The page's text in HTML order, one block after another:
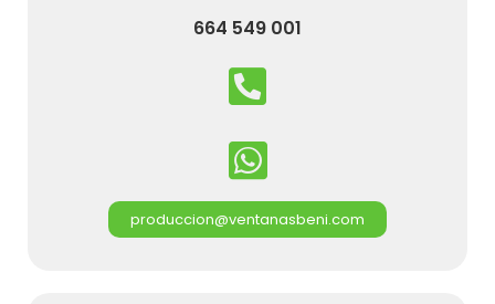
664 549 001
produccion@ventanasbeni.com